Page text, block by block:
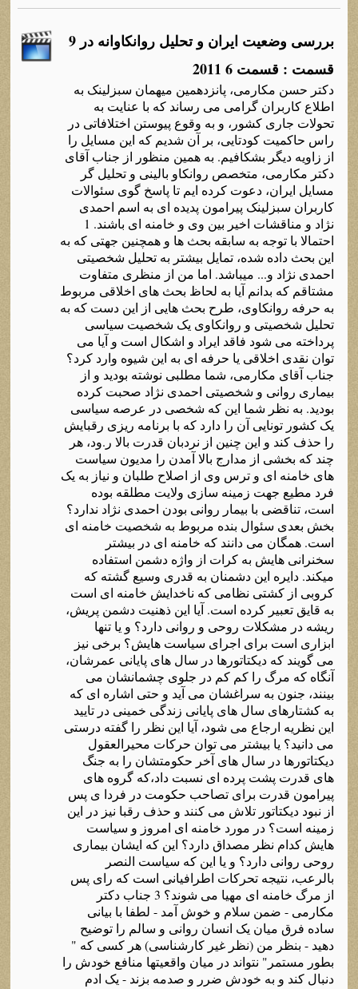
بررسی وضعیت ایران و تحلیل روانکاوانه در 9
قسمت : قسمت 6 2011
دکتر حسن مکارمی، پانزدهمین میهمان سبزلینک به
اطلاع کاربران گرامی می رساند که با عنایت به
تحولات جاری کشور، و به وقوع پیوستن اختلافاتی در
راس حاکمیت کودتایی، بر آن شدیم که این مسایل را
از زاویه دیگر بشکافیم. به همین منظور از جناب آقای
دکتر مکارمی، متخصص روانکاو بالینی و تحلیل گر
مسایل ایران، دعوت کرده ایم تا پاسخ گوی سئوالات
کاربران سبزلینک پیرامون پدیده ای به اسم احمدی
نژاد و مناقشات اخیر بین وی و خامنه ای باشند. 1
احتمالا با توجه به سابقه بحث ها و همچنین جهتی که به
این بحث داده شده، تمایل بیشتر به تحلیل شخصیتی
احمدی نژاد و... میباشد. اما من از منظری متفاوت
مشتاقم که بدانم آیا به لحاظ بحث های اخلاقی مربوط
به حرفه روانکاوی، طرح بحث هایی از این دست که به
تحلیل شخصیتی و روانکاوی یک شخصیت سیاسی
پرداخته می شود فاقد ایراد و اشکال است و آیا می
توان نقدی اخلاقی یا حرفه ای به این شیوه وارد کرد؟
جناب آقای مکارمی، شما مطلبی نوشته بودید و از
بیماری روانی و شخصیتی احمدی نژاد صحبت کرده
بودید. به نظر شما این که شخصی در عرصه سیاسی
یک کشور تونایی آن را دارد که با برنامه ریزی رقبایش
را حذف کند و این چنین از نردبان قدرت بالا ر.ود، هر
چند که بخشی از مدارج بالا آمدن را مدیون سیاست
های خامنه ای و ترس وی از اصلاح طلبان و نیاز به یک
فرد مطیع جهت زمینه سازی ولایت مطلقه بوده
است، تناقضی با بیمار روانی بودن احمدی نژاد ندارد؟
بخش بعدی سئوال بنده مربوط به شخصیت خامنه ای
است. همگان می دانند که خامنه ای در بیشتر
سخنرانی هایش به کرات از واژه دشمن استفاده
میکند. دایره این دشمنان به قدری وسیع گشته که
کروبی از کشتی نظامی که ناخدایش خامنه ای است
به قایق تعبیر کرده است. آیا این ذهنیت دشمن پریش،
ریشه در مشکلات روحی و روانی دارد؟ و یا تنها
ابزاری است برای اجرای سیاست هایش؟ برخی نیز
می گویند که دیکتاتورها در سال های پایانی عمرشان،
آنگاه که مرگ را کم کم در جلوی چشمانشان می
بینند، جنون به سراغشان می آید و حتی اشاره ای که
به کشتارهای سال های پایانی زندگی خمینی در تایید
این نظریه ارجاع می شود، آیا این نظر را گفته درستی
می دانید؟ یا بیشتر می توان حرکات محیرالعقول
دیکتاتورها در سال های آخر حکومتشان را به جنگ
های قدرت پشت پرده ای نسبت داد،که گروه های
پیرامون قدرت برای تصاحب حکومت در فردا ی پس
از نبود دیکتاتور تلاش می کنند و حذف رقبا نیز در این
زمینه است؟ در مورد خامنه ای امروز و سیاست
هایش کدام نظر مصداق دارد؟ این که ایشان بیماری
روحی روانی دارد؟ و یا این که سیاست النصر
بالرعب، نتیجه تحرکات اطرافیانی است که رای پس
از مرگ خامنه ای مهیا می شوند؟ 3 جناب دکتر
مکارمی - ضمن سلام و خوش آمد - لطفا با بیانی
ساده فرق میان یک انسان روانی و سالم را توضیح
دهید - بنظر من (نظر غیر کارشناسی) هر کسی که "
بطور مستمر" نتواند در میان واقعیتها منافع خودش را
دنبال کند و به خودش ضرر و صدمه بزند - یک ادم